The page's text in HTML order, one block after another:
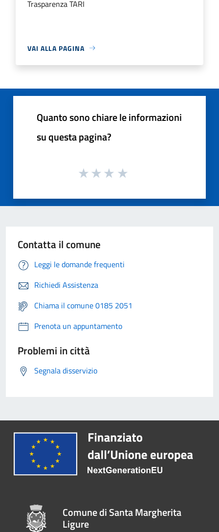
Trasparenza TARI
VAI ALLA PAGINA
Quanto sono chiare le informazioni
su questa pagina?
Contatta il comune
Leggi le domande frequenti
Richiedi Assistenza
Chiama il comune 0185 2051
Prenota un appuntamento
Problemi in città
Segnala disservizio
Comune di Santa Margherita
Ligure